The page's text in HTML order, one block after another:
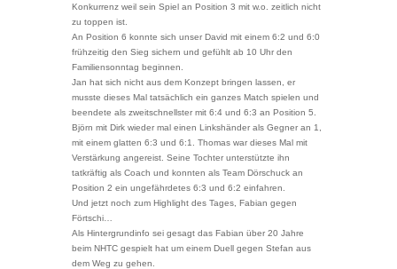
Konkurrenz weil sein Spiel an Position 3 mit w.o. zeitlich nicht
zu toppen ist.
An Position 6 konnte sich unser David mit einem 6:2 und 6:0
frühzeitig den Sieg sichern und gefühlt ab 10 Uhr den
Familiensonntag beginnen.
Jan hat sich nicht aus dem Konzept bringen lassen, er
musste dieses Mal tatsächlich ein ganzes Match spielen und
beendete als zweitschnellster mit 6:4 und 6:3 an Position 5.
Björn mit Dirk wieder mal einen Linkshänder als Gegner an 1,
mit einem glatten 6:3 und 6:1. Thomas war dieses Mal mit
Verstärkung angereist. Seine Tochter unterstützte ihn
tatkräftig als Coach und konnten als Team Dörschuck an
Position 2 ein ungefährdetes 6:3 und 6:2 einfahren.
Und jetzt noch zum Highlight des Tages, Fabian gegen
Förtschi…
Als Hintergrundinfo sei gesagt das Fabian über 20 Jahre
beim NHTC gespielt hat um einem Duell gegen Stefan aus
dem Weg zu gehen.